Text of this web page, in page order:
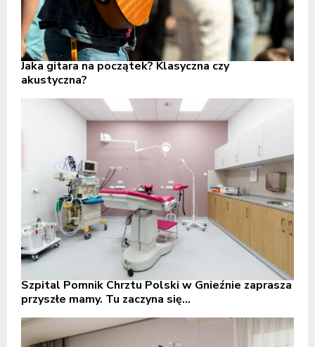
Jaka gitara na początek? Klasyczna czy
akustyczna?
Szpital Pomnik Chrztu Polski w Gnieźnie zaprasza
przyszłe mamy. Tu zaczyna się...